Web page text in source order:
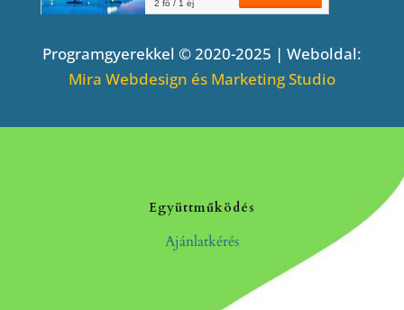
Programgyerekkel © 2020-2025 | Weboldal:
Mira Webdesign és Marketing Studio
Együttműködés
Ajánlatkérés